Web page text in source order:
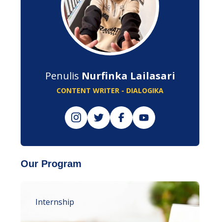
Penulis Nurfinka Lailasari
CONTENT WRITER - DIALOGIKA
Our Program
Internship